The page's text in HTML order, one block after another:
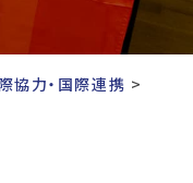
災者支援
ダーシップ
協力・国際連携